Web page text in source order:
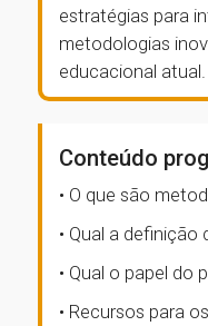
estratégias para
metodologias
educacional atual.
Conteúdo
• O que são
• Qual a definição
• Qual o papel do
• Recursos para